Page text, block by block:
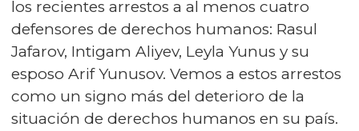
los recientes arrestos a al menos cuatro
defensores de derechos humanos: Rasul
Jafarov, Intigam Aliyev, Leyla Yunus y su
esposo Arif Yunusov. Vemos a estos arrestos
como un signo más del deterioro de la
situación de derechos humanos en su país.